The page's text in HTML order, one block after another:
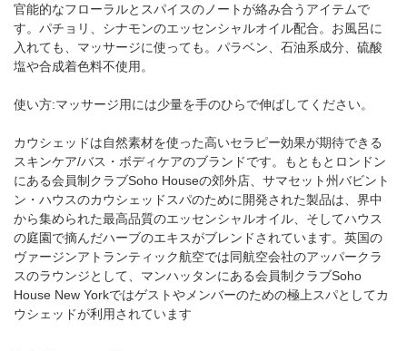
官能的なフローラルとスパイスのノートが絡み合うアイテムで
す。パチョリ、シナモンのエッセンシャルオイル配合。お風呂に
入れても、マッサージに使っても。パラベン、石油系成分、硫酸
塩や合成着色料不使用。
使い方:マッサージ用には少量を手のひらで伸ばしてください。
カウシェッドは自然素材を使った高いセラピー効果が期待できる
スキンケア/バス・ボディケアのブランドです。もともとロンドン
にある会員制クラブSoho Houseの郊外店、サマセット州バビント
ン・ハウスのカウシェッドスパのために開発された製品は、界中
から集められた最高品質のエッセンシャルオイル、そしてハウス
の庭園で摘んだハーブのエキスがブレンドされています。英国の
ヴァージンアトランティック航空では同航空会社のアッパークラ
スのラウンジとして、マンハッタンにある会員制クラブSoho
House New Yorkではゲストやメンバーのための極上スパとしてカ
ウシェッドが利用されています